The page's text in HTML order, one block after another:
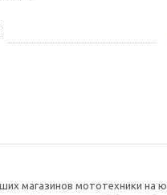
магазинов мототехники на